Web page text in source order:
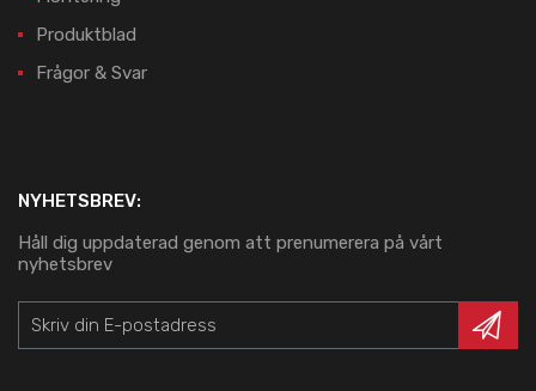
Produktblad
Frågor & Svar
NYHETSBREV:
Håll dig uppdaterad genom att prenumerera på vårt
nyhetsbrev